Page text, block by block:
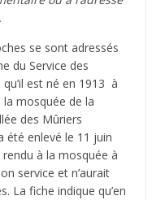
se sont adressés
du Service des
est né en 1913 à
mosquée de la
des Mûriers
été enlevé le 11 juin
à la mosquée à
service et n’aurait
La fiche indique qu’en